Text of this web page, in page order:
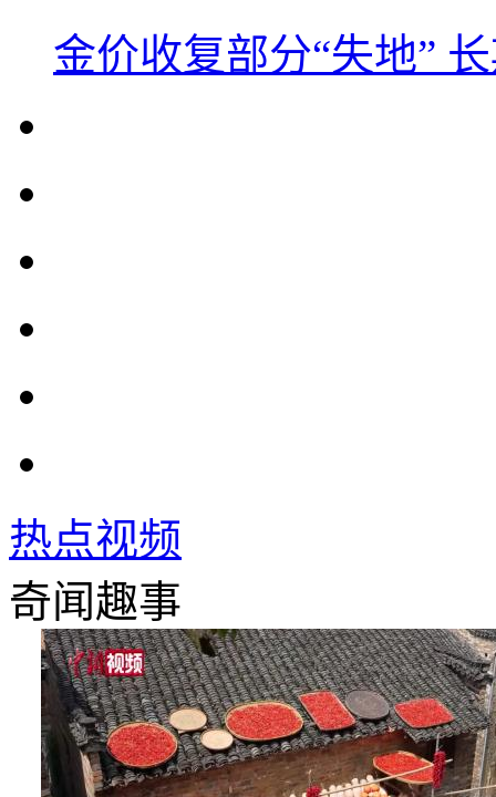
金价收复部分“失地”
热点视频
奇闻趣事